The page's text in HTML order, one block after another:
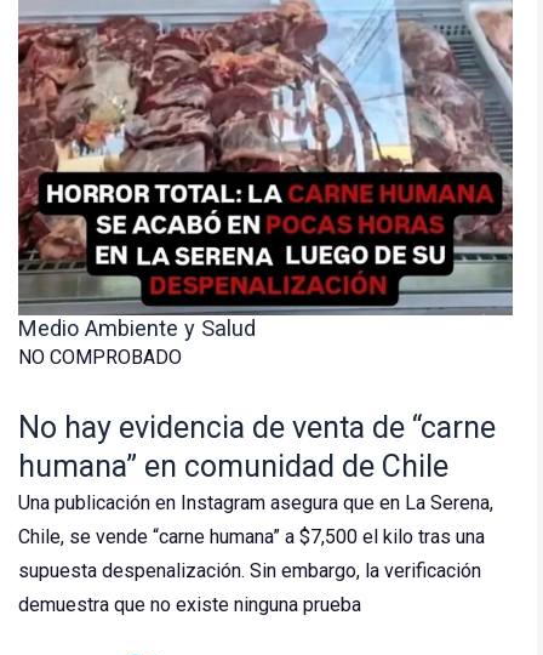
Medio Ambiente y Salud
NO COMPROBADO
No hay evidencia de venta de “carne
humana” en comunidad de Chile
Una publicación en Instagram asegura que en La Serena,
Chile, se vende “carne humana” a $7,500 el kilo tras una
supuesta despenalización. Sin embargo, la verificación
demuestra que no existe ninguna prueba